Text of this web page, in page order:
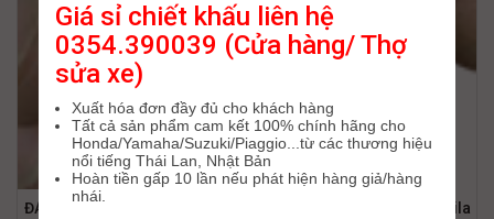
ĐAI ỐC PULLEY SAU (530) EXEDY Airblade/PCX/SH/Spacy/Attila
Giá sỉ chiết khấu liên hệ
0354.390039 (Cửa hàng/ Thợ
sửa xe)
Xuất hóa đơn đầy đủ cho khách hàng
Tất cả sản phẩm cam kết 100% chính hãng cho
Honda/Yamaha/Suzuki/Piaggio...từ các thương hiệu
nổi tiếng Thái Lan, Nhật Bản
Hoàn tiền gấp 10 lần nếu phát hiện hàng giả/hàng
nhái.